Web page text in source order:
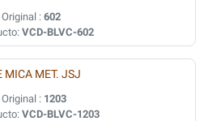
: 602
VCD-BLVC-602
MICA MET. JSJ
: 1203
VCD-BLVC-1203